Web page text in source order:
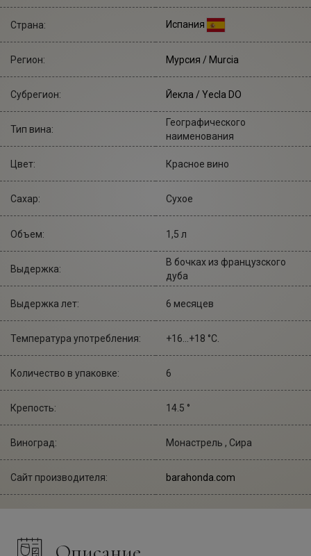
Страна: Испания
Регион: Мурсия / Murcia
Субрегион: Йекла / Yecla DO
Тип вина:
Географического
наименования
Цвет: Красное вино
Сахар: Сухое
Объем: 1,5 л
Выдержка:
В бочках из французского
дуба
Выдержка лет: 6 месяцев
Температура употребления: +16...+18 °С.
Количество в упаковке: 6
Крепость: 14.5 °
Виноград: Монастрель , Сира
Сайт производителя: barahonda.com